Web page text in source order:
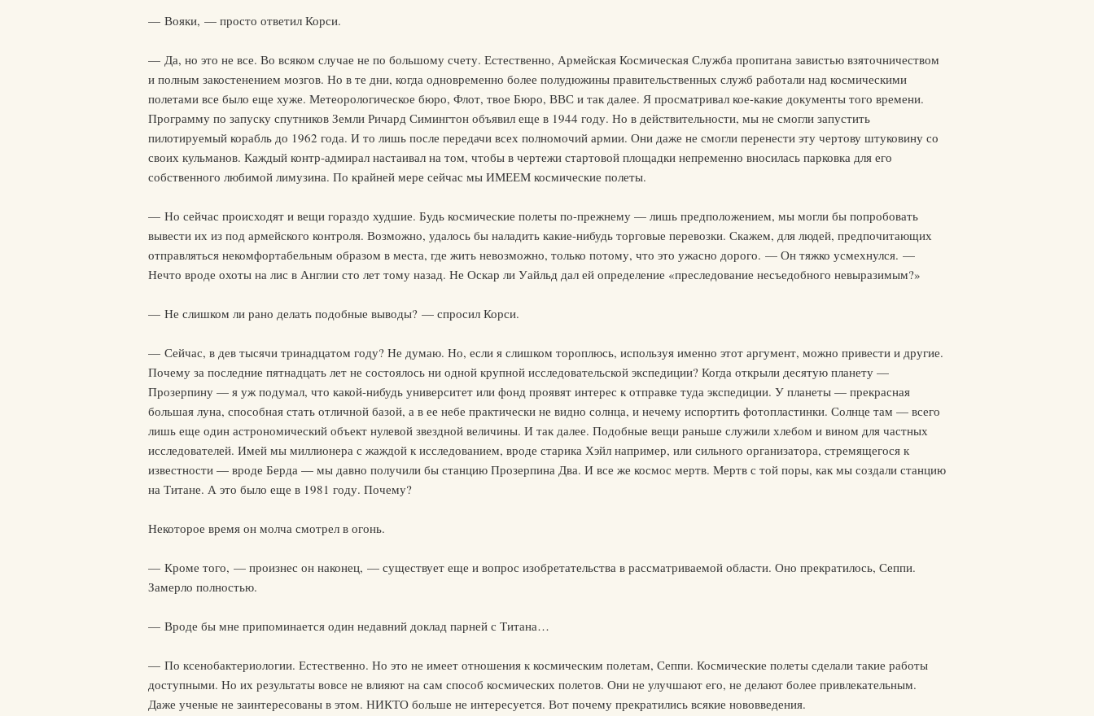
— Вояки, — просто ответил Корси.
— Да, но это не все. Во всяком случае не по большому счету. Естественно, Армейская Космическая Служба пропитана завистью взяточничеством
и полным закостенением мозгов. Но в те дни, когда одновременно более полудюжины правительственных служб работали над космическими
полетами все было еще хуже. Метеорологическое бюро, Флот, твое Бюро, ВВС и так далее. Я просматривал кое-какие документы того времени.
Программу по запуску спутников Земли Ричард Симингтон объявил еще в 1944 году. Но в действительности, мы не смогли запустить
пилотируемый корабль до 1962 года. И то лишь после передачи всех полномочий армии. Они даже не смогли перенести эту чертову штуковину со
своих кульманов. Каждый контр-адмирал настаивал на том, чтобы в чертежи стартовой площадки непременно вносилась парковка для его
собственного любимой лимузина. По крайней мере сейчас мы ИМЕЕМ космические полеты.
— Но сейчас происходят и вещи гораздо худшие. Будь космические полеты по-прежнему — лишь предположением, мы могли бы попробовать
вывести их из под армейского контроля. Возможно, удалось бы наладить какие-нибудь торговые перевозки. Скажем, для людей, предпочитающих
отправляться некомфортабельным образом в места, где жить невозможно, только потому, что это ужасно дорого. — Он тяжко усмехнулся. —
Нечто вроде охоты на лис в Англии сто лет тому назад. Не Оскар ли Уайльд дал ей определение «преследование несъедобного невыразимым?»
— Не слишком ли рано делать подобные выводы? — спросил Корси.
— Сейчас, в дев тысячи тринадцатом году? Не думаю. Но, если я слишком тороплюсь, используя именно этот аргумент, можно привести и другие.
Почему за последние пятнадцать лет не состоялось ни одной крупной исследовательской экспедиции? Когда открыли десятую планету —
Прозерпину — я уж подумал, что какой-нибудь университет или фонд проявят интерес к отправке туда экспедиции. У планеты — прекрасная
большая луна, способная стать отличной базой, а в ее небе практически не видно солнца, и нечему испортить фотопластинки. Солнце там — всего
лишь еще один астрономический объект нулевой звездной величины. И так далее. Подобные вещи раньше служили хлебом и вином для частных
исследователей. Имей мы миллионера с жаждой к исследованием, вроде старика Хэйл например, или сильного организатора, стремящегося к
известности — вроде Берда — мы давно получили бы станцию Прозерпина Два. И все же космос мертв. Мертв с той поры, как мы создали станцию
на Титане. А это было еще в 1981 году. Почему?
Некоторое время он молча смотрел в огонь.
— Кроме того, — произнес он наконец, — существует еще и вопрос изобретательства в рассматриваемой области. Оно прекратилось, Сеппи.
Замерло полностью.
— Вроде бы мне припоминается один недавний доклад парней с Титана…
— По ксенобактериологии. Естественно. Но это не имеет отношения к космическим полетам, Сеппи. Космические полеты сделали такие работы
доступными. Но их результаты вовсе не влияют на сам способ космических полетов. Они не улучшают его, не делают более привлекательным.
Даже ученые не заинтересованы в этом. НИКТО больше не интересуется. Вот почему прекратились всякие нововведения.